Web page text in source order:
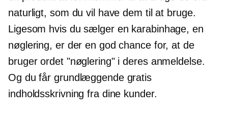
naturligt, som du vil have dem til at bruge.
Ligesom hvis du sælger en karabinhage, en
nøglering, er der en god chance for, at de
bruger ordet "nøglering" i deres anmeldelse.
Og du får grundlæggende gratis
indholdsskrivning fra dine kunder.